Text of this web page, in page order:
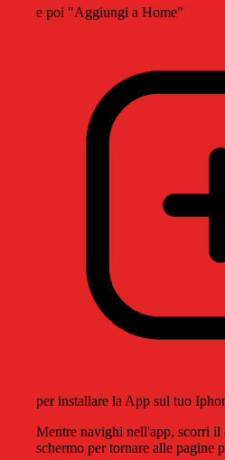
e poi "Aggiungi a Home"
per installare la App sul tuo
Mentre navighi nell'app, scorri il
schermo per tornare alle pagine